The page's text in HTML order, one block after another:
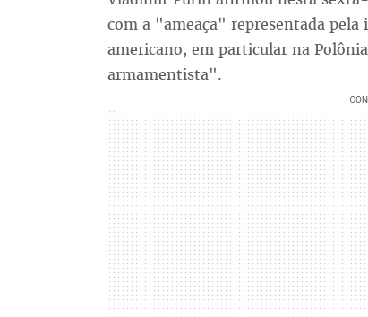
com a "ameaça" representada
americano, em particular na
armamentista".